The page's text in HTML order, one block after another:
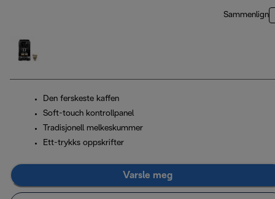
Sammenlign
Den ferskeste kaffen
Soft-touch kontrollpanel
Tradisjonell melkeskummer
Ett-trykks oppskrifter
Varsle meg